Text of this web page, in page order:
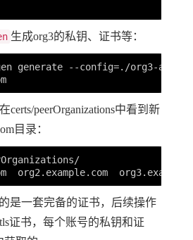
生成org3的私钥、证书等：
generate --config=./org3-
certs/peerOrganizations中看到新
目录：
是一套完备的证书，后续操作
证书，每个账号的私钥和证